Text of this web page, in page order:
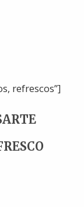
refrescos”]